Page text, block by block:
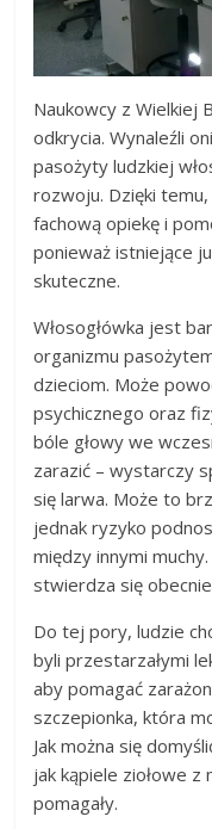
Naukowcy z Wielkiej
odkrycia. Wynaleźli
pasożyty ludzkiej
rozwoju. Dzięki
fachową opiekę i
ponieważ istniejące
skuteczne.
Włosogłówka jest
organizmu
dzieciom. Może
psychicznego oraz
bóle głowy we
zarazić – wystarczy
się larwa. Może to
jednak ryzyko
między innymi
stwierdza się
Do tej pory, ludzie
byli przestarzałymi
aby pomagać
szczepionka, która
Jak można się
jak kąpiele ziołowe
pomagały.